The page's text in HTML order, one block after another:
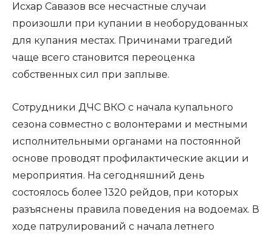
Исхар Савазов все несчастные случаи
произошли при купании в необорудованных
для купания местах. Причинами трагедий
чаще всего становится переоценка
собственных сил при заплыве.
Сотрудники ДЧС ВКО с начала купального
сезона совместно с волонтерами и местными
исполнительными органами на постоянной
основе проводят профилактические акции и
мероприятия. На сегодняшний день
состоялось более 1320 рейдов, при которых
разъяснены правила поведения на водоемах. В
ходе патрулирований с начала летнего